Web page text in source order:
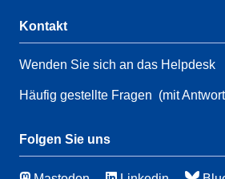
137
Kontakt
Wenden Sie sich an das Helpdesk
Häufig gestellte Fragen (mit
Folgen Sie uns